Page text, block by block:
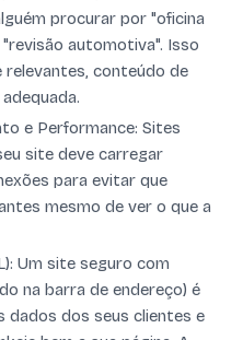
procurar por "oficina
automotiva". Isso
relevantes, conteúdo de
e Performance: Sites
site deve carregar
para evitar que
mesmo de ver o que a
Um site seguro com
na barra de endereço) é
dados dos seus clientes e